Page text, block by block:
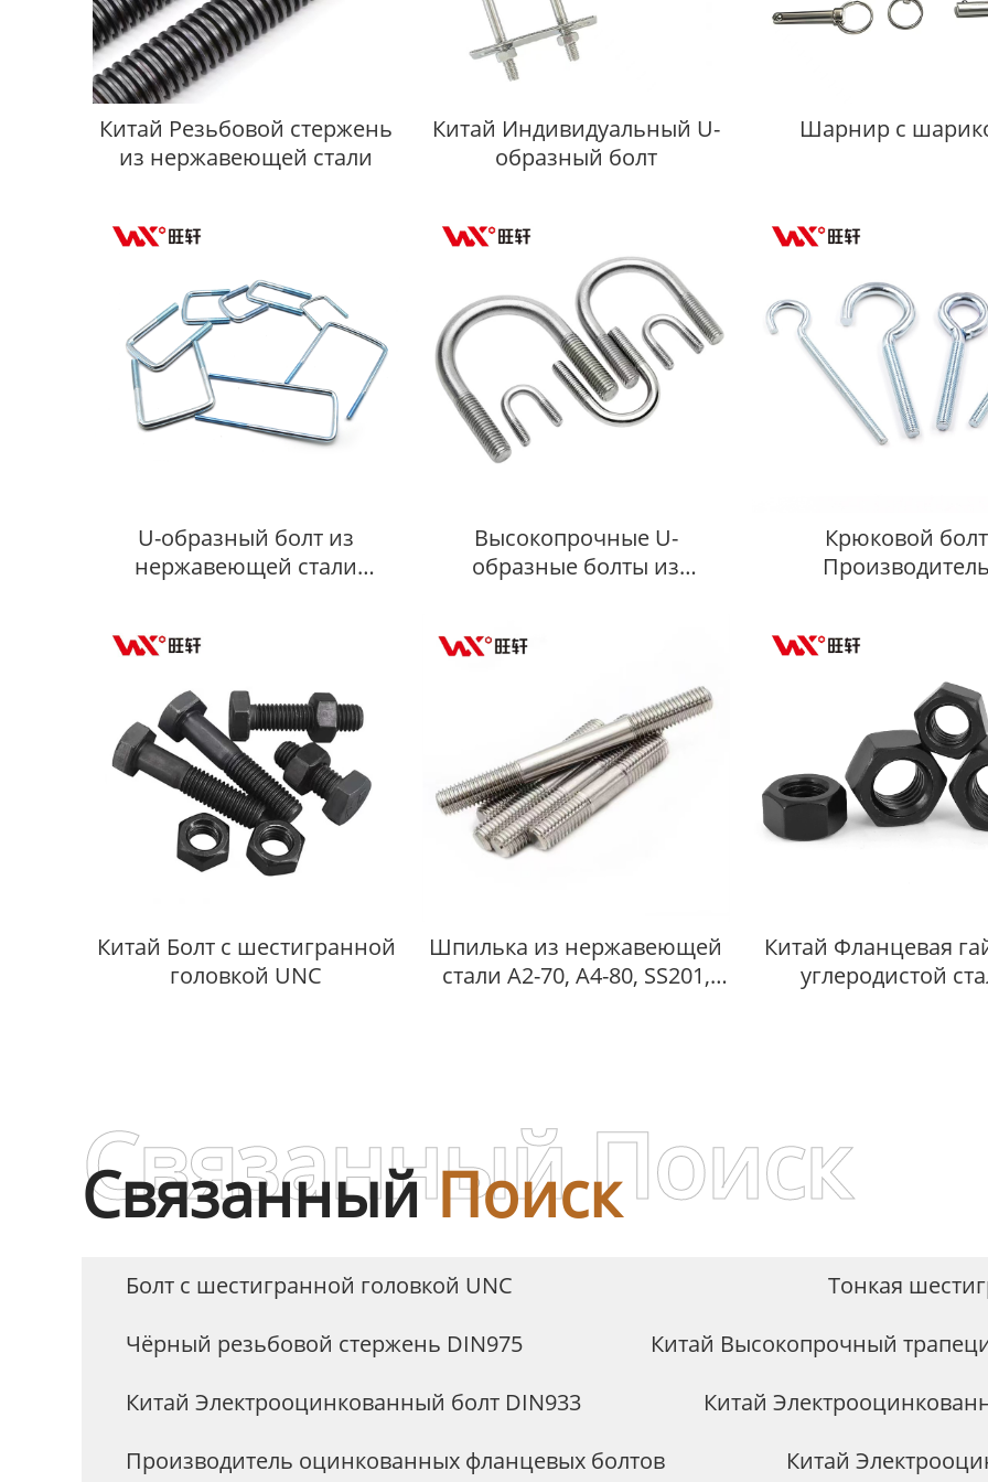
Китай Резьбовой стержень
из нержавеющей стали
Китай Индивидуальный U-
образный болт
Шарнир с
U-образный болт из
нержавеющей стали
Высокопрочные U-
образные болты из
Крюковой болт
Китай Болт с шестигранной
головкой UNC
Шпилька из нержавеющей
стали A2-70, A4-80, SS201,
Китай Фланцевая
углеродистой
СвязанныйПоиск
Связанный Поиск
Болт с шестигранной головкой UNC
Тонкая
Чёрный резьбовой стержень DIN975
Китай Высокопрочный
Китай Электрооцинкованный болт DIN933
Китай
Производитель оцинкованных фланцевых болтов
Китай